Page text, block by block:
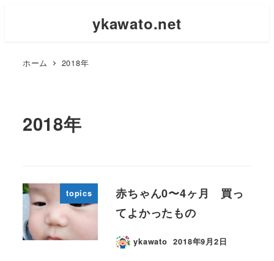
ykawato.net
ホーム 2018年
2018年
topics
赤ちゃん0〜4ヶ月 買っ
てよかったもの
ykawato 2018年9月2日